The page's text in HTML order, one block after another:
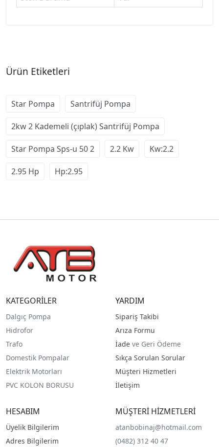
Ürün Etiketleri
Star Pompa Santrifüj Pompa
2kw 2 Kademeli (çıplak) Santrifüj Pompa
Star Pompa Sps-u 50 2 2.2 Kw Kw:2.2
2.95 Hp Hp:2.95
KATEGORİLER
Dalgıç Pompa
Hidrofor
Trafo
Domestik Pompalar
Elektrik Motorları
PVC KOLON BORUSU
YARDIM
Sipariş Takibi
Arıza Formu
İade ve Geri Ödeme
Sıkça Sorulan Sorular
Müşteri Hizmetleri
İletişim
HESABIM
Üyelik Bilgilerim
Adres Bilgilerim
MÜŞTERİ HİZMETLERİ
atanbobinaj@hotmail.com
(0482) 312 40 47